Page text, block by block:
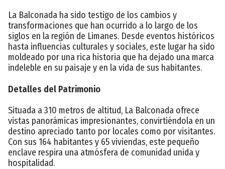
La Balconada ha sido testigo de los cambios y
transformaciones que han ocurrido a lo largo de los
siglos en la región de Limanes. Desde eventos históricos
hasta influencias culturales y sociales, este lugar ha sido
moldeado por una rica historia que ha dejado una marca
indeleble en su paisaje y en la vida de sus habitantes.
Detalles del Patrimonio
Situada a 310 metros de altitud, La Balconada ofrece
vistas panorámicas impresionantes, convirtiéndola en un
destino apreciado tanto por locales como por visitantes.
Con sus 164 habitantes y 65 viviendas, este pequeño
enclave respira una atmósfera de comunidad unida y
hospitalidad.